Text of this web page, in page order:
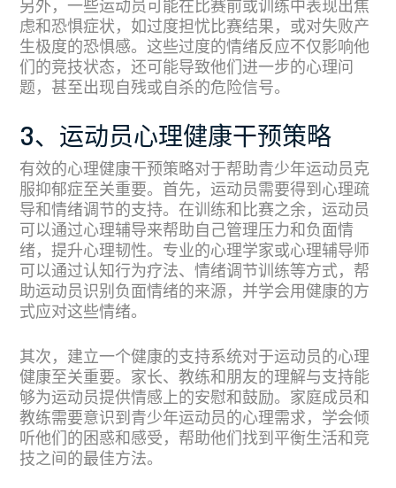
另外，一些运动员可能在比赛前或训练中表现出焦
虑和恐惧症状，如过度担忧比赛结果，或对失败产
生极度的恐惧感。这些过度的情绪反应不仅影响他
们的竞技状态，还可能导致他们进一步的心理问
题，甚至出现自残或自杀的危险信号。
3、运动员心理健康干预策略
有效的心理健康干预策略对于帮助青少年运动员克
服抑郁症至关重要。首先，运动员需要得到心理疏
导和情绪调节的支持。在训练和比赛之余，运动员
可以通过心理辅导来帮助自己管理压力和负面情
绪，提升心理韧性。专业的心理学家或心理辅导师
可以通过认知行为疗法、情绪调节训练等方式，帮
助运动员识别负面情绪的来源，并学会用健康的方
式应对这些情绪。
其次，建立一个健康的支持系统对于运动员的心理
健康至关重要。家长、教练和朋友的理解与支持能
够为运动员提供情感上的安慰和鼓励。家庭成员和
教练需要意识到青少年运动员的心理需求，学会倾
听他们的困惑和感受，帮助他们找到平衡生活和竞
技之间的最佳方法。